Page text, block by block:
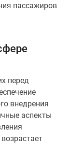
пассажиров
перед
внедрения
аспекты